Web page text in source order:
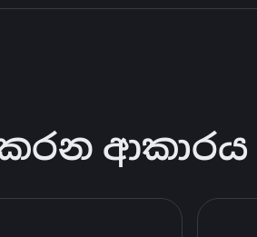
කරන ආකාරය